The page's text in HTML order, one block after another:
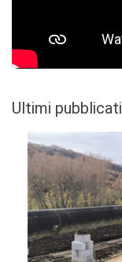
Ultimi pubblicati